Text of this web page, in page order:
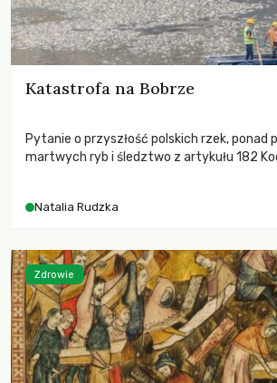
Katastrofa na Bobrze
Pytanie o przyszłość polskich rzek, ponad
martwych ryb i śledztwo z artykułu 182
zdarzeń prowadzących do biologicznej
Natalia Rudzka
Zdrowie